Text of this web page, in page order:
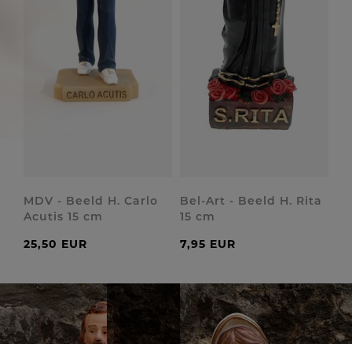
MDV - Beeld H. Carlo
Acutis 15 cm
25,50 EUR
Bel-Art - Beeld H. Rita
15 cm
7,95 EUR